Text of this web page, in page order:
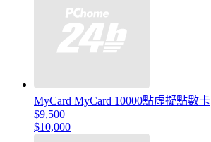
MyCard MyCard 10000點虛擬點數卡
$9,500
$10,000